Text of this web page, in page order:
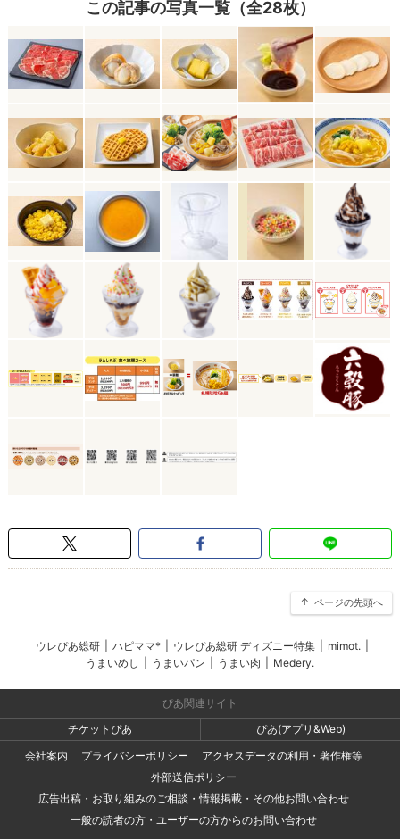
この記事の写真一覧（全28枚）
ページの先頭へ
ウレぴあ総研 ハピママ* ウレぴあ総研 ディズニー特集 mimot.
うまいめし
うまいパン うまい肉 Medery.
ぴあ関連サイト
チケットぴあ
ぴあ(アプリ&Web)
会社案内
プライバシーポリシー
アクセスデータの利用・著作権等
外部送信ポリシー
広告出稿・お取り組みのご相談・情報掲載・その他お問い合わせ
一般の読者の方・ユーザーの方からのお問い合わせ